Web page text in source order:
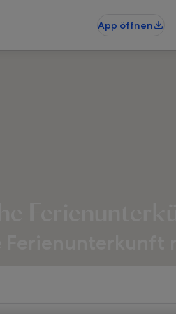
App öffnen